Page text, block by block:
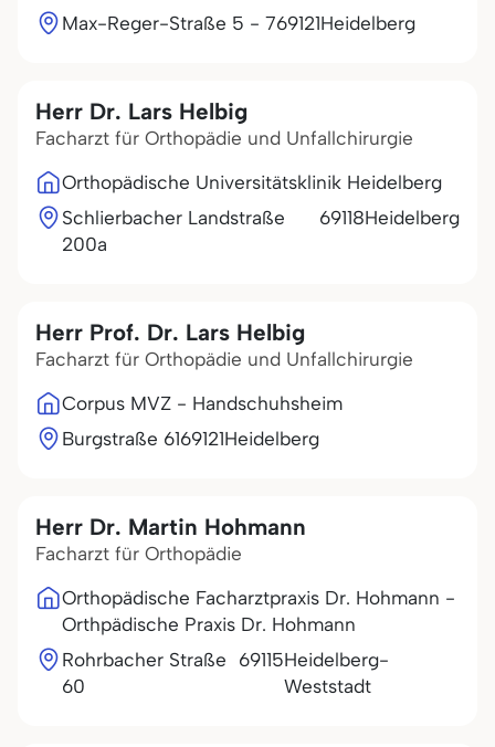
Max-Reger-Straße 5 - 769121Heidelberg
Herr Dr. Lars Helbig
Facharzt für Orthopädie und Unfallchirurgie
Orthopädische Universitätsklinik Heidelberg
Schlierbacher Landstraße
200a
69118Heidelberg
Herr Prof. Dr. Lars Helbig
Facharzt für Orthopädie und Unfallchirurgie
Corpus MVZ - Handschuhsheim
Burgstraße 6169121Heidelberg
Herr Dr. Martin Hohmann
Facharzt für Orthopädie
Orthopädische Facharztpraxis Dr. Hohmann -
Orthpädische Praxis Dr. Hohmann
Rohrbacher Straße
60
69115Heidelberg-
Weststadt